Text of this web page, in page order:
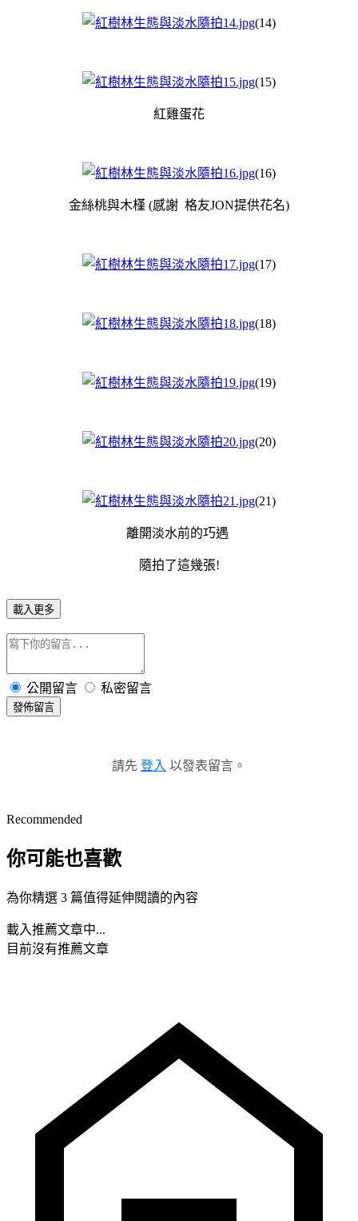
(14)
(15)
紅雞蛋花
(16)
金絲桃與木槿 (感謝 格友JON提供花名)
(17)
(18)
(19)
(20)
(21)
離開淡水前的巧遇
隨拍了這幾張!
載入更多
公開留言 私密留言
發佈留言
請先 登入 以發表留言。
Recommended
你可能也喜歡
為你精選 3 篇值得延伸閱讀的內容
載入推薦文章中...
目前沒有推薦文章